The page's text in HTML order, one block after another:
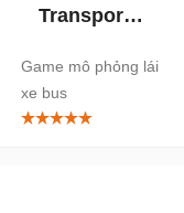
Transport
Game mô phỏng lái
xe bus